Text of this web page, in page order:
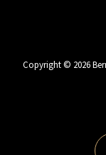
Copyright © 2026